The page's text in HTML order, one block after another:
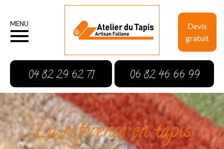
Devis
gratuit
MENU
04 82 29 62 71 06 82 46 66 99
La référence en tapis